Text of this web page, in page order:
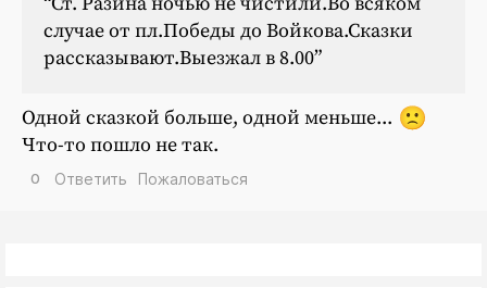
случае от пл.Победы до Войкова.Сказки
рассказывают.Выезжал в 8.00”
Одной сказкой больше, одной меньше...
Что-то пошло не так.
0 Ответить Пожаловаться